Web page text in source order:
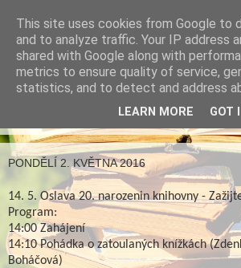
Městská
Rosicích
PONDĚLÍ 2. KVĚTNA 2016
14. 5. Oslava 20. narozenin knihovny -
Program:
14:00 Zahájení
14:10 Pohádka o zatoulaných knížkách
Boháčová)
This site uses cookies from Google to
and to analyze traffic. Your IP address
shared with Google along with
metrics to ensure quality of service,
statistics, and to detect and address
LEARN MORE GOT